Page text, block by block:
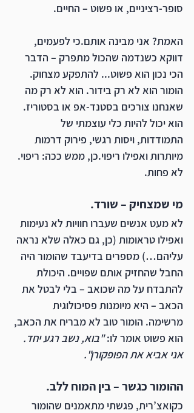
סופר-רציניים, או פשוט – החיים.
האמת? אני מבינה אותם.כי לפעמים,
דווקא כשנדמה שהכול מתפרק – הדבר
הכי נכון הוא פשוט... להתפקע מצחוק.
הומור הוא לא רק בידור. הוא לא רק מה
שאנחנו צורכים בסטנד-אפ או בסטוריז.
הוא יכול להיות כלי עוצמתי של
התמודדות, ויסות רגשי, פירוק דרמות
מיותרות ואפילו ריפוי.כן, ממש ככה: ריפוי.
לא פחות.
מי שמצחיק – שורד.
לא מעט אנשים שעברו חוויות לא נעימות
ואפילו טראומות (כן, גם כאלה שלא נראה
עליהם…) מספרים בדיעבד שהומור היה
החבל שהחזיק אותם שפויים. היכולת
להתבדח על מה שכואב – בלי לבטל את
הכאב – היא מיומנות פסיכולוגית
מרשימה. הומור טוב לא מבריח את הכאב,
הוא פשוט אומר לו: "בוא, נשב רגע יחד.
אני אביא את הפופקורן".
ההומור כגשר – בין המוח ללב.
כקואצ’רית, פגשתי מתאמנים שהומור